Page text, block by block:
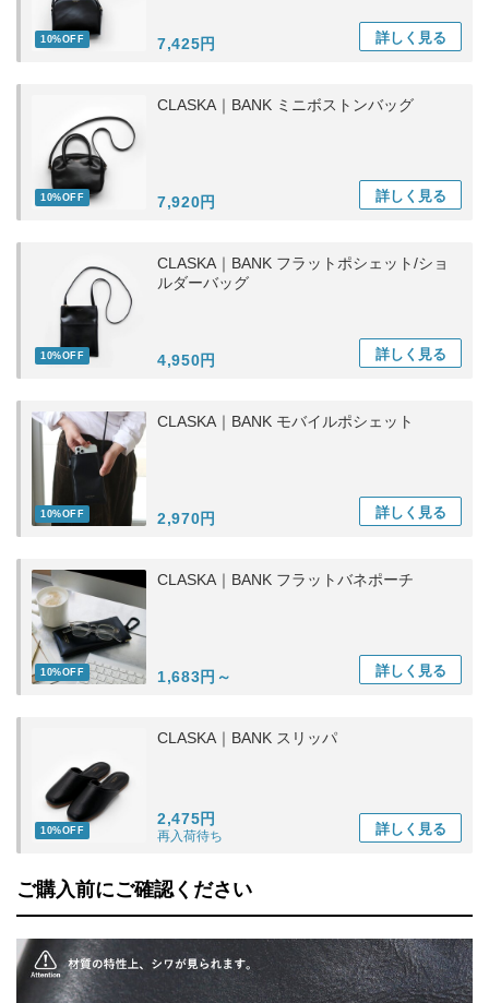
10%OFF 7,425円 詳しく 見る
10%OFF
CLASKA｜BANK ミニボストンバッグ
7,920円 詳しく 見る
10%OFF
CLASKA｜BANK フラットポシェット/ショ
ルダーバッグ
4,950円 詳しく 見る
10%OFF
CLASKA｜BANK モバイルポシェット
2,970円 詳しく 見る
10%OFF
CLASKA｜BANK フラットバネポーチ
1,683円～ 詳しく 見る
10%OFF
CLASKA｜BANK スリッパ
2,475円
再入荷待ち 詳しく 見る
ご購入前にご確認ください